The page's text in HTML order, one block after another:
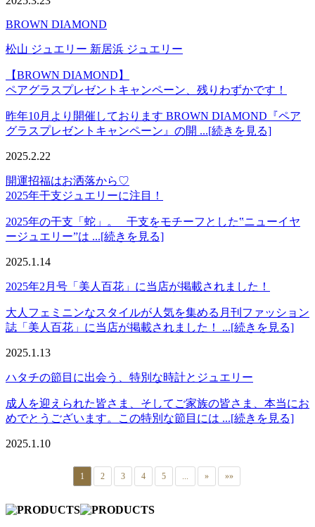
BROWN DIAMOND
松山 ジュエリー 新居浜 ジュエリー
【BROWN DIAMOND】
ペアグラスプレゼントキャンペーン、残りわずかです！
昨年10月より開催しております BROWN DIAMOND『ペア
グラスプレゼントキャンペーン』の開 ...[続きを見る]
2025.2.22
開運招福はお洒落から♡
2025年干支ジュエリーに注目！
2025年の干支「蛇」。 干支をモチーフとした‟ニューイヤ
ージュエリー”は ...[続きを見る]
2025.1.14
2025年2月号「美人百花」に当店が掲載されました！
大人フェミニンなスタイルが人気を集める月刊ファッション
誌「美人百花」に当店が掲載されました！ ...[続きを見る]
2025.1.13
ハタチの節目に出会う、特別な時計とジュエリー
成人を迎えられた皆さま、そしてご家族の皆さま、本当にお
めでとうございます。この特別な節目には ...[続きを見る]
2025.1.10
1 2 3 4 5 » »»